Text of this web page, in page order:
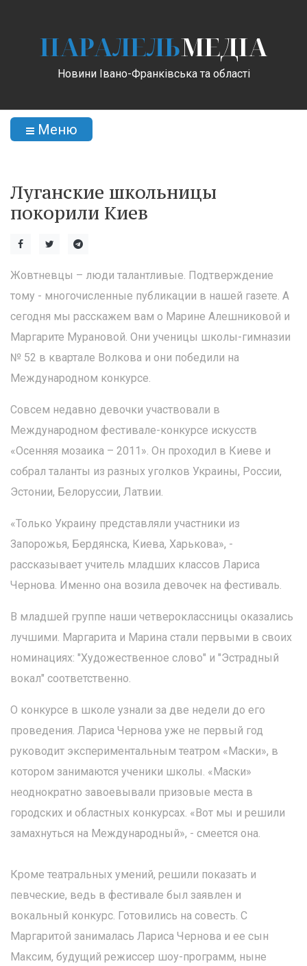
ПАРАЛЕЛЬМЕДІА
Новини Івано-Франківська та області
Меню
Луганские школьницы
покорили Киев
Жовтневцы – люди талантливые. Подтверждение
тому - многочисленные публикации в нашей газете. А
сегодня мы расскажем вам о Марине Алешниковой и
Маргарите Мурановой. Они ученицы школы-гимназии
№ 52 в квартале Волкова и они победили на
Международном конкурсе.
Совсем недавно девочки участвовали в
Международном фестивале-конкурсе искусств
«Осенняя мозаика – 2011». Он проходил в Киеве и
собрал таланты из разных уголков Украины, России,
Эстонии, Белоруссии, Латвии.
«Только Украину представляли участники из
Запорожья, Бердянска, Киева, Харькова», -
рассказывает учитель младших классов Лариса
Чернова. Именно она возила девочек на фестиваль.
В младшей группе наши четвероклассницы оказались
лучшими. Маргарита и Марина стали первыми в своих
номинациях: "Художественное слово" и "Эстрадный
вокал" соответственно.
О конкурсе в школе узнали за две недели до его
проведения. Лариса Чернова уже не первый год
руководит экспериментальным театром «Маски», в
котором занимаются ученики школы. «Маски»
неоднократно завоевывали призовые места в
городских и областных конкурсах. «Вот мы и решили
замахнуться на Международный», - смеется она.
Кроме театральных умений, решили показать и
певческие, ведь в фестивале был заявлен и
вокальный конкурс. Готовились на совесть. С
Маргаритой занималась Лариса Чернова и ее сын
Максим, будущий режиссер шоу-программ, ныне